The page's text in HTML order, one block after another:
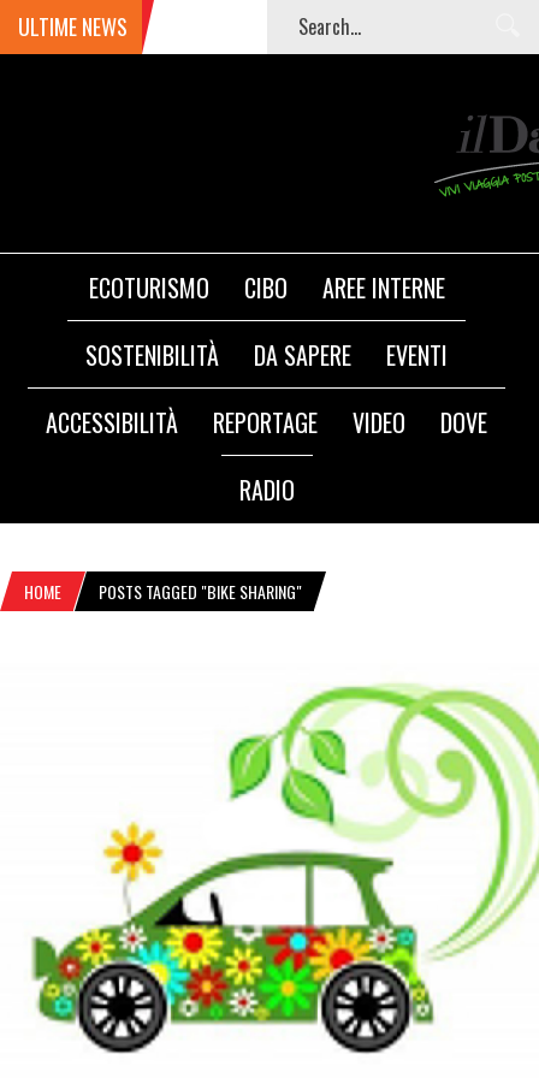
ULTIME NEWS
ECOTURISMO CIBO
AREE INTERNE
SOSTENIBILITÀ
DA SAPERE
EVENTI
ACCESSIBILITÀ
REPORTAGE VIDEO
DOVE
RADIO
HOME POSTS TAGGED "BIKE SHARING"